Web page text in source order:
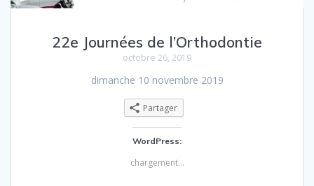
22e Journées de l’Orthodontie
octobre 26, 2019
dimanche 10 novembre 2019
Partager
WordPress:
chargement…